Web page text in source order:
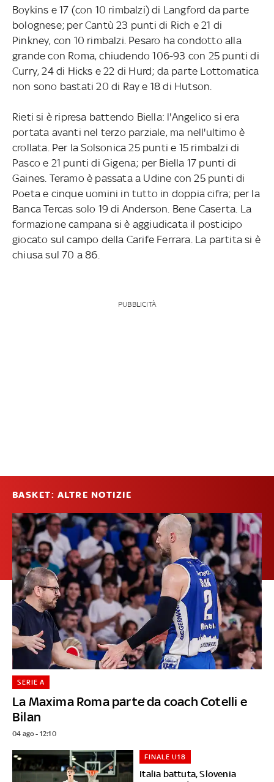
Boykins e 17 (con 10 rimbalzi) di Langford da parte
bolognese; per Cantù 23 punti di Rich e 21 di
Pinkney, con 10 rimbalzi. Pesaro ha condotto alla
grande con Roma, chiudendo 106-93 con 25 punti di
Curry, 24 di Hicks e 22 di Hurd; da parte Lottomatica
non sono bastati 20 di Ray e 18 di Hutson.
Rieti si è ripresa battendo Biella: l'Angelico si era
portata avanti nel terzo parziale, ma nell'ultimo è
crollata. Per la Solsonica 25 punti e 15 rimbalzi di
Pasco e 21 punti di Gigena; per Biella 17 punti di
Gaines. Teramo è passata a Udine con 25 punti di
Poeta e cinque uomini in tutto in doppia cifra; per la
Banca Tercas solo 19 di Anderson. Bene Caserta. La
formazione campana si è aggiudicata il posticipo
giocato sul campo della Carife Ferrara. La partita si è
chiusa sul 70 a 86.
PUBBLICITÀ
BASKET: ALTRE NOTIZIE
La Maxima Roma parte da coach Cotelli e
Bilan
SERIE A
04 ago - 12:10
Italia battuta, Slovenia
FINALE U18